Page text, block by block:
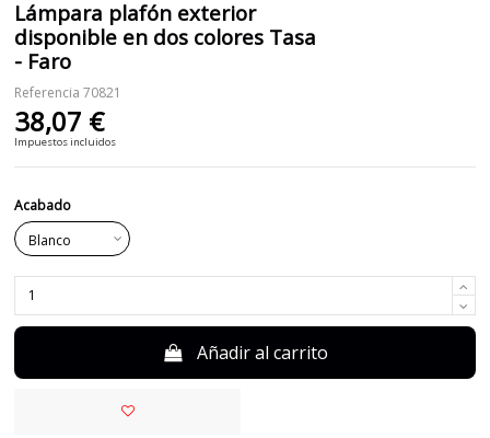
Lámpara plafón exterior
disponible en dos colores Tasa
- Faro
Referencia 70821
38,07 €
Impuestos incluidos
Acabado
Añadir al carrito